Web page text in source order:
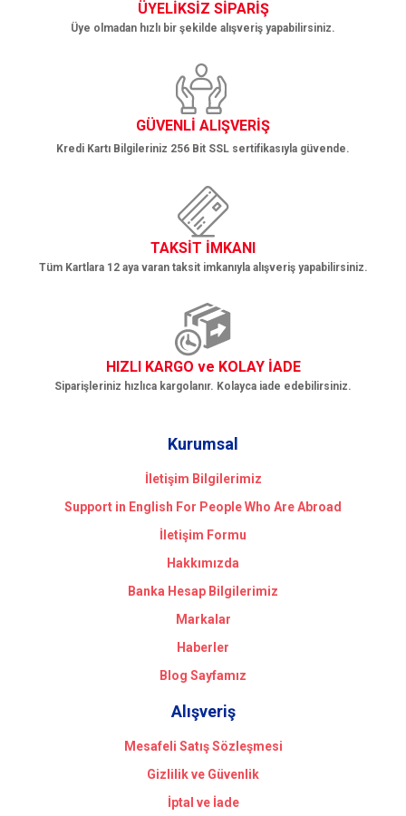
Gönder
ÜYELİKSİZ SİPARİŞ
Üye olmadan hızlı bir şekilde alışveriş yapabilirsiniz.
GÜVENLİ ALIŞVERİŞ
Kredi Kartı Bilgileriniz 256 Bit SSL sertifikasıyla güvende.
TAKSİT İMKANI
Tüm Kartlara 12 aya varan taksit imkanıyla alışveriş yapabilirsiniz.
HIZLI KARGO ve KOLAY İADE
Siparişleriniz hızlıca kargolanır. Kolayca iade edebilirsiniz.
Kurumsal
İletişim Bilgilerimiz
Support in English For People Who Are Abroad
İletişim Formu
Hakkımızda
Banka Hesap Bilgilerimiz
Markalar
Haberler
Blog Sayfamız
Alışveriş
Mesafeli Satış Sözleşmesi
Gizlilik ve Güvenlik
İptal ve İade